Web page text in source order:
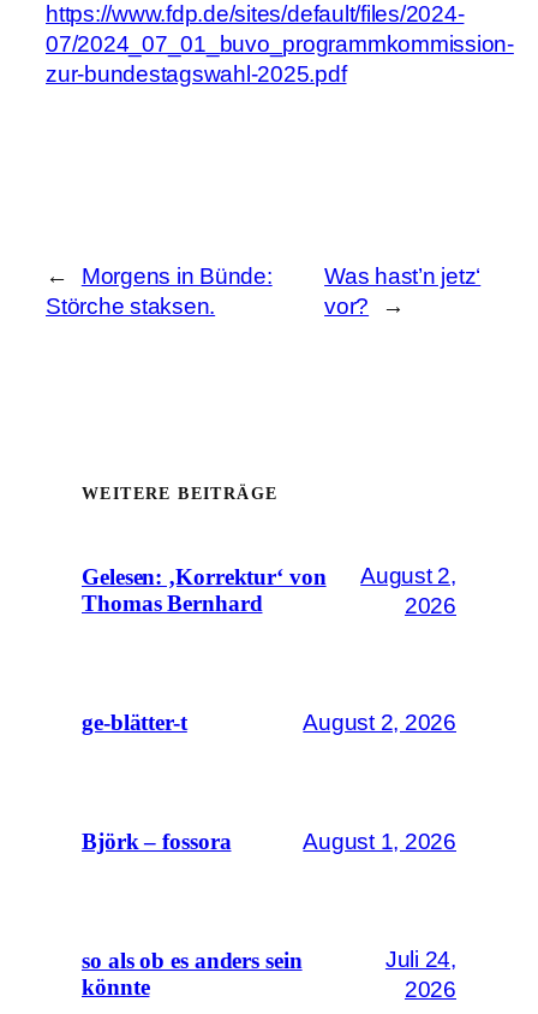
https://www.fdp.de/sites/default/files/2024-
07/2024_07_01_buvo_programmkommission-
zur-bundestagswahl-2025.pdf
←
Morgens in Bünde:
Störche staksen.
Was hast’n jetz‘
vor?
→
WEITERE BEITRÄGE
Gelesen: ‚Korrektur‘ von
Thomas Bernhard
August 2,
2026
ge-blätter-t August 2, 2026
Björk – fossora August 1, 2026
so als ob es anders sein
könnte
Juli 24,
2026